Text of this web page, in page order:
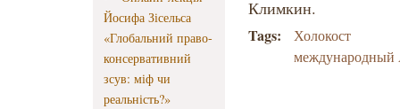
Йосифа Зісельса
«Глобальний право-
консервативний
зсув: міф чи
реальність?»
Климкин.
Tags:
Холокост
международный